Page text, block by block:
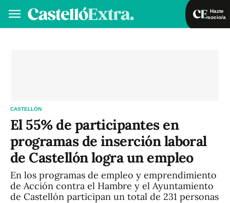
Hazte
socio/a
CASTELLÓN
El 55% de participantes en
programas de inserción laboral
de Castellón logra un empleo
En los programas de empleo y emprendimiento
de Acción contra el Hambre y el Ayuntamiento
de Castellón participan un total de 231 personas